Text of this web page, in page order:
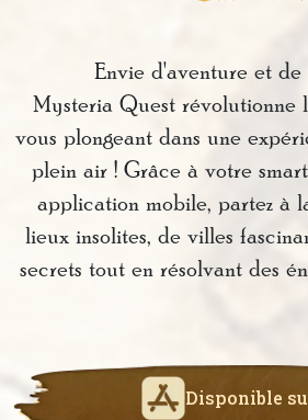
Envie d'aventure et de
Mysteria Quest révolutionne
vous plongeant dans une
plein air ! Grâce à votre
application mobile, partez à
lieux insolites, de villes
secrets tout en résolvant des
Disponible